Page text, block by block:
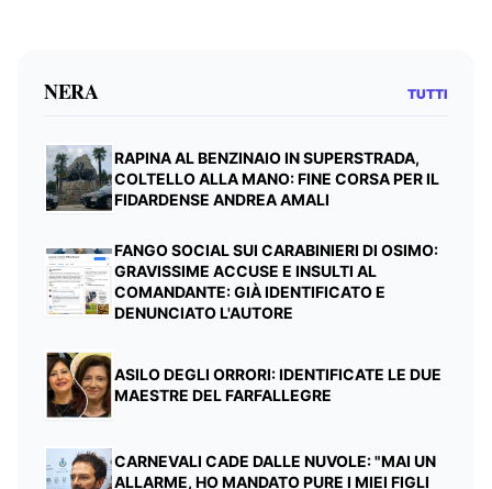
NERA TUTTI
RAPINA AL BENZINAIO IN SUPERSTRADA,
COLTELLO ALLA MANO: FINE CORSA PER IL
FIDARDENSE ANDREA AMALI
FANGO SOCIAL SUI CARABINIERI DI OSIMO:
GRAVISSIME ACCUSE E INSULTI AL
COMANDANTE: GIÀ IDENTIFICATO E
DENUNCIATO L'AUTORE
ASILO DEGLI ORRORI: IDENTIFICATE LE DUE
MAESTRE DEL FARFALLEGRE
CARNEVALI CADE DALLE NUVOLE: "MAI UN
ALLARME, HO MANDATO PURE I MIEI FIGLI